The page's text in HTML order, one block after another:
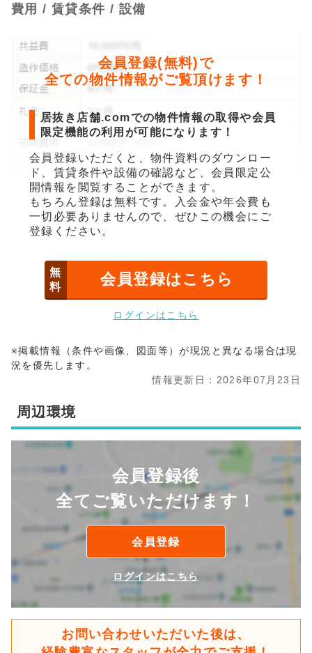
費用 / 賃貸条件 / 設備
会員登録(無料)で
全ての物件情報がご覧頂けます！
居抜き店舗.comでの物件情報の取得や会員
限定機能の利用が可能になります！
会員登録いただくと、物件資料のダウンロー
ド、賃貸条件や設備の確認など、会員限定公
開情報を閲覧することができます。
もちろん登録は無料です。入会金や年会費も
一切必要ありませんので、ぜひこの機会にご
登録ください。
無
料
会員登録はこちら
ログインはこちら
※掲載情報（条件や画像、図面等）が現況と異なる場合は現
況を優先します。
情報更新日：2026年07月23日
周辺環境
会員登録後
全てご覧いただけます！
会員登録
ログインはこちら
お問い合わせいただいた後は、